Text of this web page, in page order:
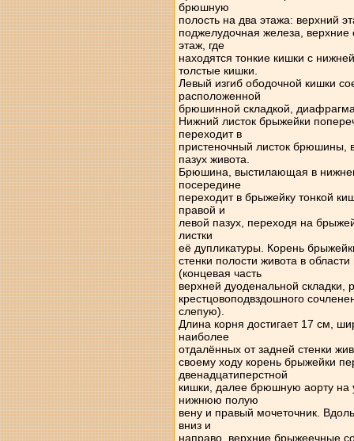
брюшную
полость на два этажа: верхний
поджелудочная железа,
этаж, где
находятся тонкие кишки с
толстые кишки.
Левый изгиб ободочной кишки
расположенной
брюшинной складкой,
Нижний листок брыжейки
переходит в
пристеночный листок
пазух живота.
Брюшина, выстилающая в
посередине
переходит в брыжейку тонкой
правой и
левой пазух, переходя на
листки
её дупликатуры. Корень
стенки полости живота в
(концевая часть
верхней дуоденальной складки,
крестцовоподвздошного
слепую).
Длина корня достигает 17 см,
наиболее
отдалённых от задней стенки
своему ходу корень брыжейки
двенадцатиперстной
кишки, далее брюшную аорту на
нижнюю полую
вену и правый мочеточник.
вниз и
направо, верхние брыжеечные